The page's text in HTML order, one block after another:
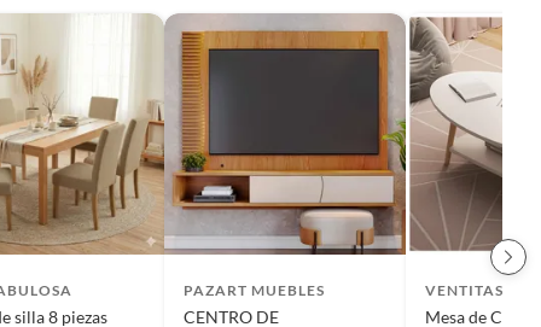
silla 8 piezas
PAZART MUEBLES
CENTRO DE
VENTITAS
Mesa de